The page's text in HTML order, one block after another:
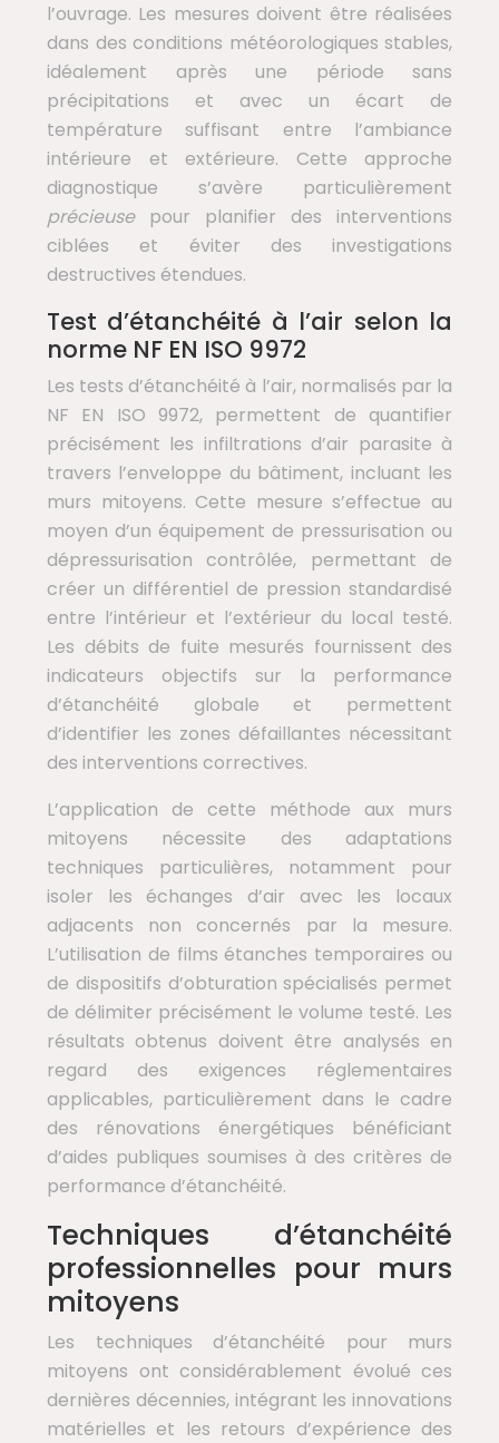
l’ouvrage. Les mesures doivent être réalisées
dans des conditions météorologiques stables,
idéalement après une période sans
précipitations et avec un écart de
température suffisant entre l’ambiance
intérieure et extérieure. Cette approche
diagnostique s’avère particulièrement
précieuse pour planifier des interventions
ciblées et éviter des investigations
destructives étendues.
Test d’étanchéité à l’air selon la
norme NF EN ISO 9972
Les tests d’étanchéité à l’air, normalisés par la
NF EN ISO 9972, permettent de quantifier
précisément les infiltrations d’air parasite à
travers l’enveloppe du bâtiment, incluant les
murs mitoyens. Cette mesure s’effectue au
moyen d’un équipement de pressurisation ou
dépressurisation contrôlée, permettant de
créer un différentiel de pression standardisé
entre l’intérieur et l’extérieur du local testé.
Les débits de fuite mesurés fournissent des
indicateurs objectifs sur la performance
d’étanchéité globale et permettent
d’identifier les zones défaillantes nécessitant
des interventions correctives.
L’application de cette méthode aux murs
mitoyens nécessite des adaptations
techniques particulières, notamment pour
isoler les échanges d’air avec les locaux
adjacents non concernés par la mesure.
L’utilisation de films étanches temporaires ou
de dispositifs d’obturation spécialisés permet
de délimiter précisément le volume testé. Les
résultats obtenus doivent être analysés en
regard des exigences réglementaires
applicables, particulièrement dans le cadre
des rénovations énergétiques bénéficiant
d’aides publiques soumises à des critères de
performance d’étanchéité.
Techniques d’étanchéité
professionnelles pour murs
mitoyens
Les techniques d’étanchéité pour murs
mitoyens ont considérablement évolué ces
dernières décennies, intégrant les innovations
matérielles et les retours d’expérience des